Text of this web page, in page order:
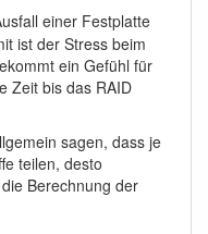
einer Festplatte
ist der Stress beim
ein Gefühl für
Zeit bis das RAID
sagen, dass je
teilen, desto
Berechnung der